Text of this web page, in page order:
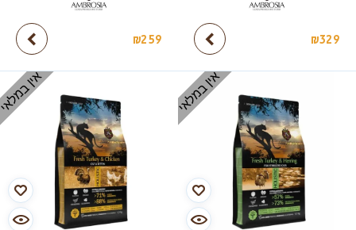
₪329
₪259
אין במלאי אין